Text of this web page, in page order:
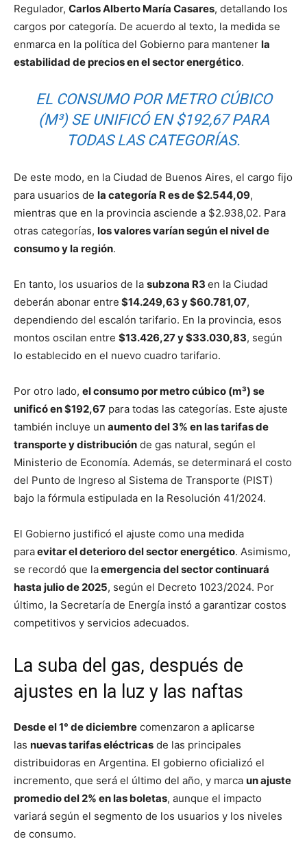
Regulador, Carlos Alberto María Casares, detallando los
cargos por categoría. De acuerdo al texto, la medida se
enmarca en la política del Gobierno para mantener la
estabilidad de precios en el sector energético.
EL CONSUMO POR METRO CÚBICO
(M³) SE UNIFICÓ EN $192,67 PARA
TODAS LAS CATEGORÍAS.
De este modo, en la Ciudad de Buenos Aires, el cargo fijo
para usuarios de la categoría R es de $2.544,09,
mientras que en la provincia asciende a $2.938,02. Para
otras categorías, los valores varían según el nivel de
consumo y la región.
En tanto, los usuarios de la subzona R3 en la Ciudad
deberán abonar entre $14.249,63 y $60.781,07,
dependiendo del escalón tarifario. En la provincia, esos
montos oscilan entre $13.426,27 y $33.030,83, según
lo establecido en el nuevo cuadro tarifario.
Por otro lado, el consumo por metro cúbico (m³) se
unificó en $192,67 para todas las categorías. Este ajuste
también incluye un aumento del 3% en las tarifas de
transporte y distribución de gas natural, según el
Ministerio de Economía. Además, se determinará el costo
del Punto de Ingreso al Sistema de Transporte (PIST)
bajo la fórmula estipulada en la Resolución 41/2024.
El Gobierno justificó el ajuste como una medida
paraevitar el deterioro del sector energético. Asimismo,
se recordó que laemergencia del sector continuará
hasta julio de 2025, según el Decreto 1023/2024. Por
último, la Secretaría de Energía instó a garantizar costos
competitivos y servicios adecuados.
La suba del gas, después de
ajustes en la luz y las naftas
Desde el 1° de diciembre comenzaron a aplicarse
las nuevas tarifas eléctricas de las principales
distribuidoras en Argentina. El gobierno oficializó el
incremento, que será el último del año, y marca un ajuste
promedio del 2% en las boletas, aunque el impacto
variará según el segmento de los usuarios y los niveles
de consumo.